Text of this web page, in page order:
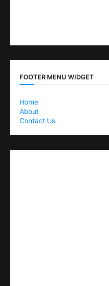
FOOTER MENU WIDGET
Home
About
Contact Us